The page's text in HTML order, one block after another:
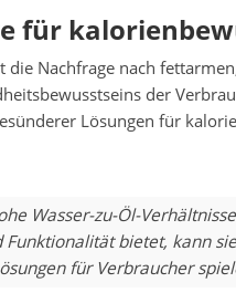
für
die Nachfrage nach
der
Lösungen für
Wasser-zu-Öl-
bietet, kann
für Verbraucher